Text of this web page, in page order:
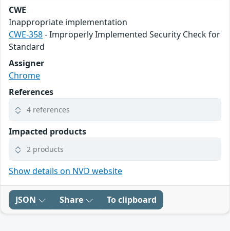
CWE
Inappropriate implementation
CWE-358- Improperly Implemented Security Check for
Standard
Assigner
Chrome
References
4 references
Impacted products
2 products
Show details on NVD website
JSON Share To clipboard